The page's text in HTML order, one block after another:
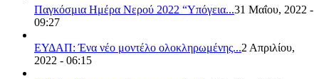
Παγκόσμια Ημέρα Νερού 2022 “Υπόγεια...31 Μαΐου, 2022 -
09:27
ΕΥΔΑΠ: Ένα νέο μοντέλο ολοκληρωμένης...2 Απριλίου,
2022 - 06:15